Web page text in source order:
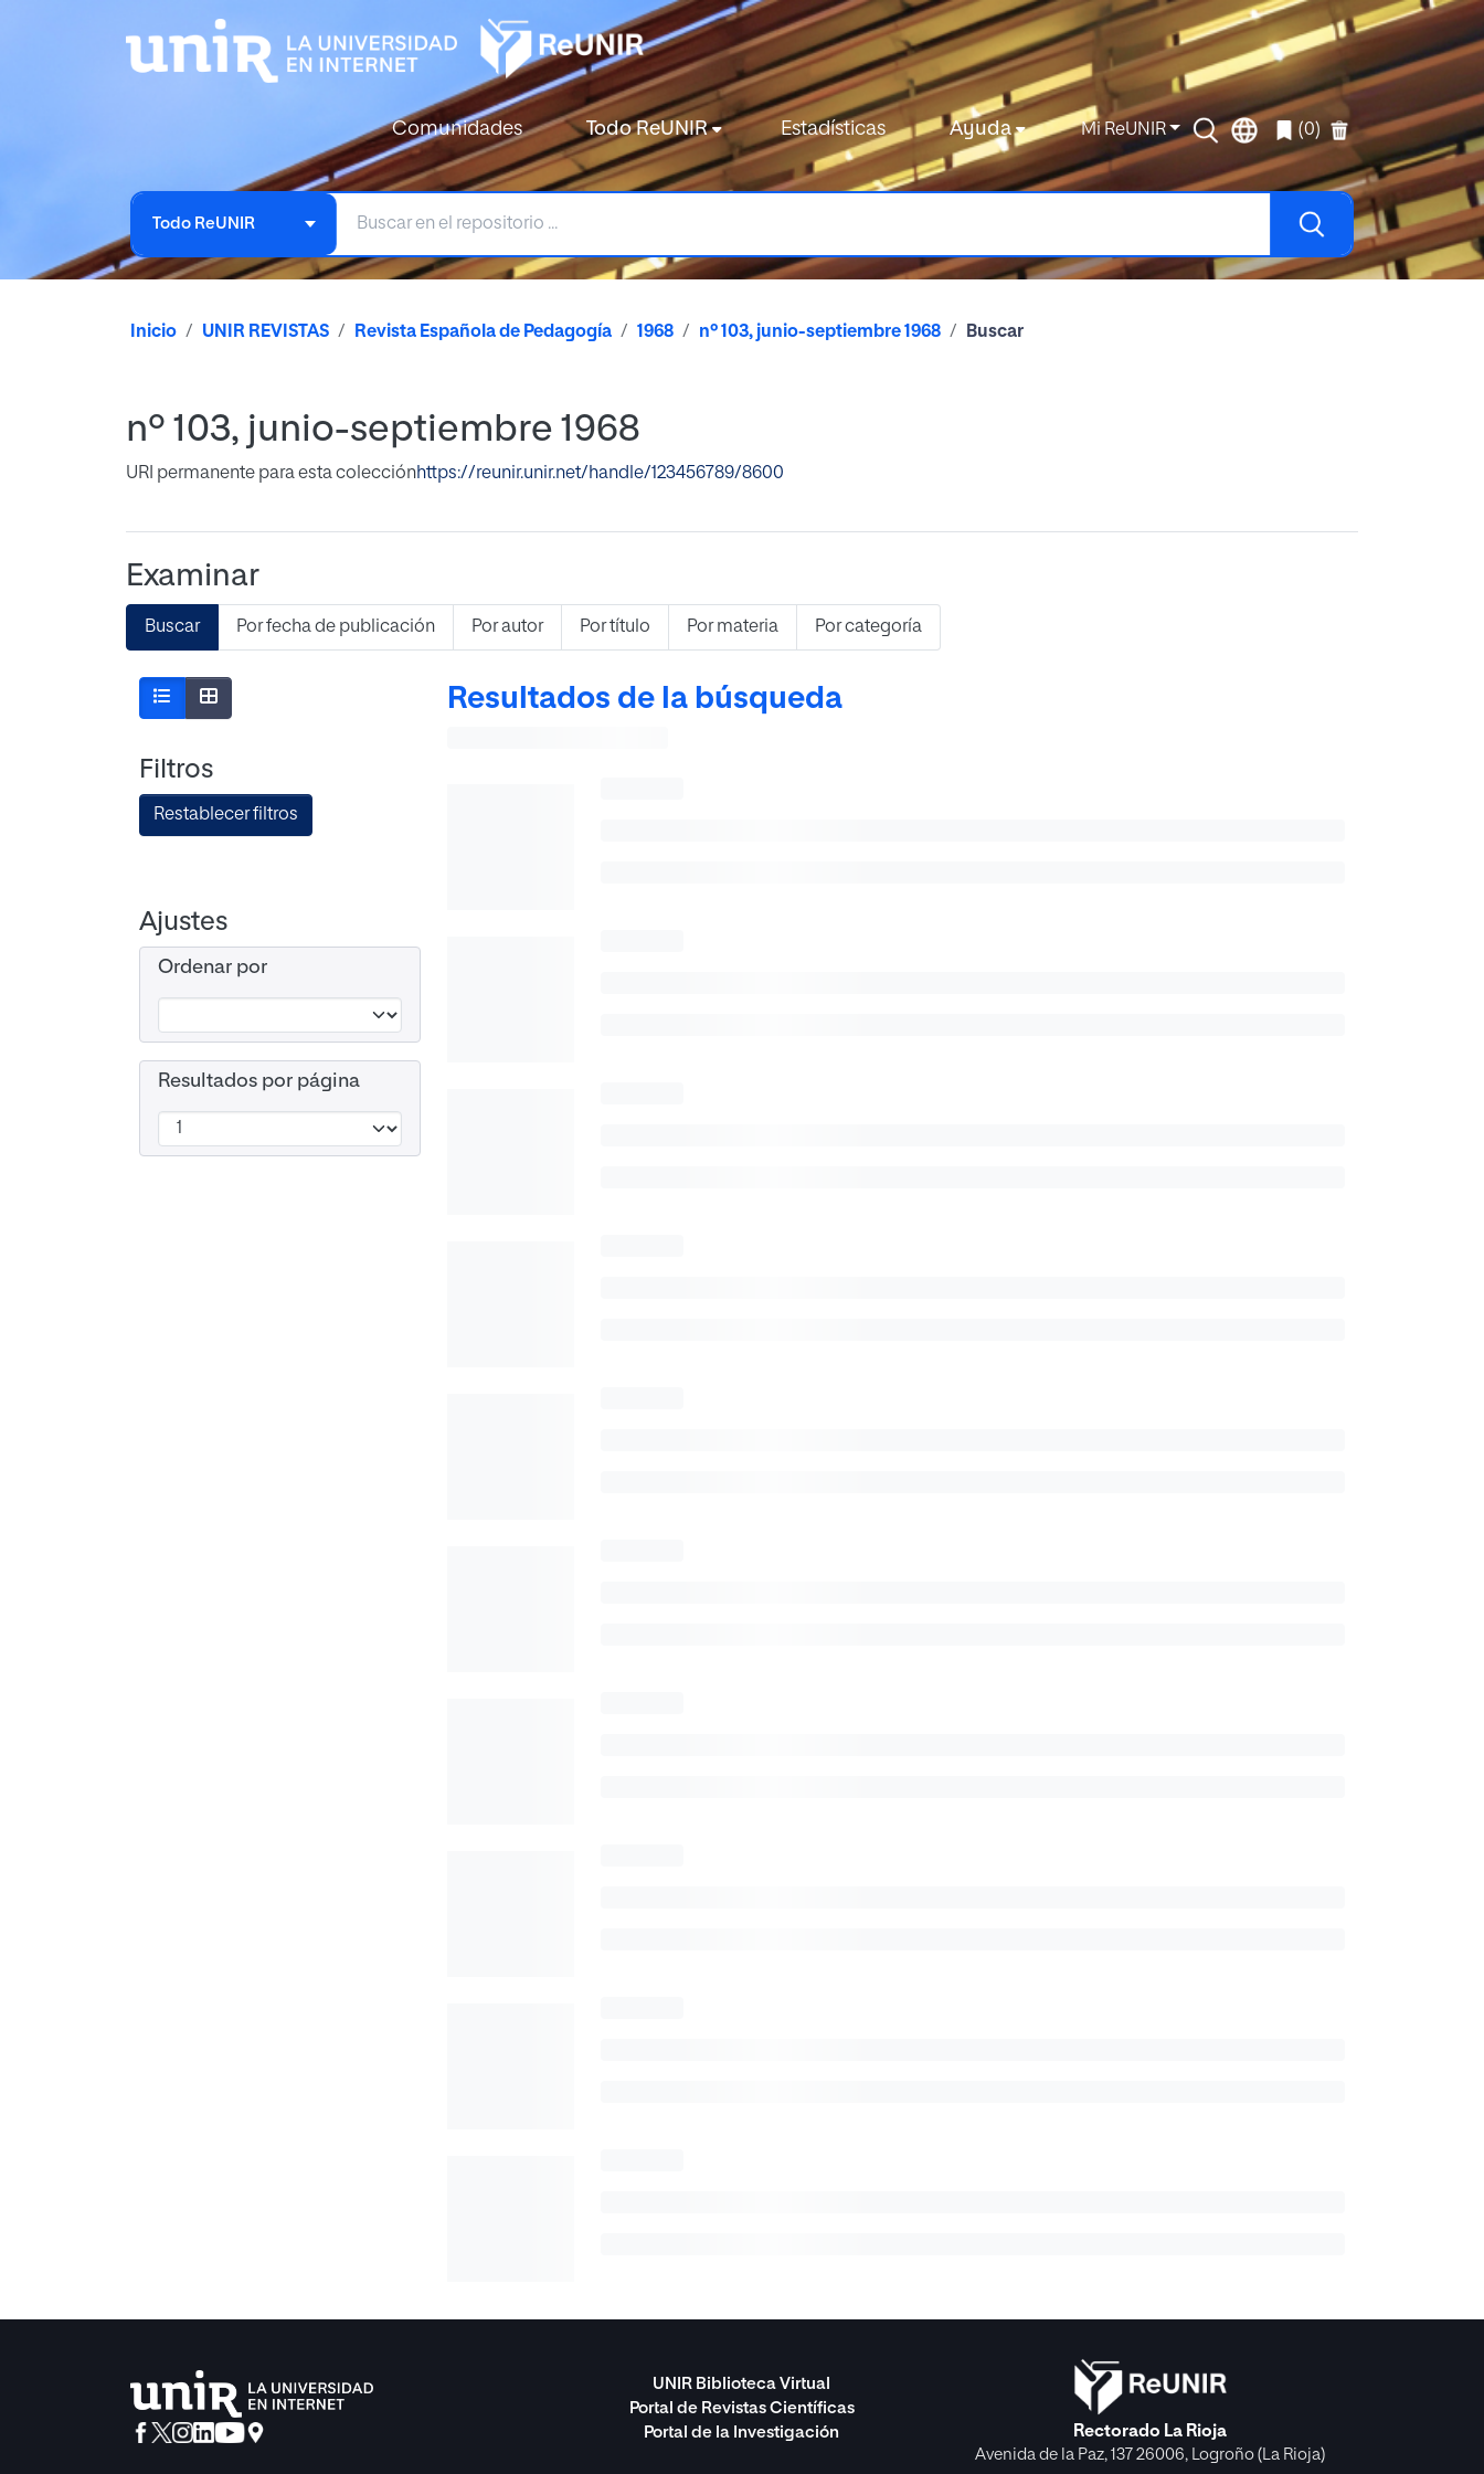
Comunidades Todo ReUNIR Estadísticas Ayuda Mi ReUNIR (0)
Todo ReUNIR
Inicio UNIR REVISTAS Revista Española de Pedagogía 1968 nº 103, junio-septiembre 1968 Buscar
nº 103, junio-septiembre 1968
URI permanente para esta colecciónhttps://reunir.unir.net/handle/123456789/8600
Examinar
Buscar Por fecha de publicación Por autor Por título Por materia Por categoría
Filtros
Restablecer filtros
Ajustes
Ordenar por
Resultados por página
Resultados de la búsqueda
UNIR Biblioteca Virtual
Portal de Revistas Científicas
Portal de la Investigación
Rectorado La Rioja
Avenida de la Paz, 137 26006, Logroño (La Rioja)